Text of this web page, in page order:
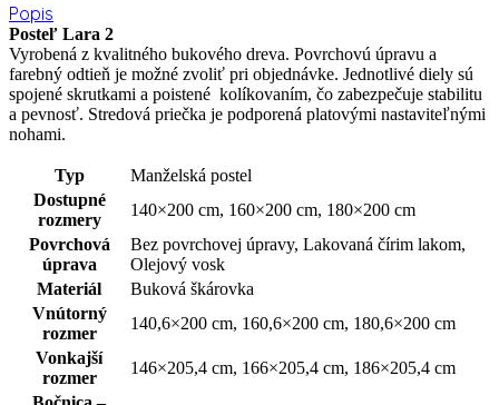
Popis
Posteľ Lara 2
Vyrobená z kvalitného bukového dreva. Povrchovú úpravu a
farebný odtieň je možné zvoliť pri objednávke. Jednotlivé diely sú
spojené skrutkami a poistené kolíkovaním, čo zabezpečuje stabilitu
a pevnosť. Stredová priečka je podporená platovými nastaviteľnými
nohami.
Typ
Manželská postel
Dostupné
rozmery
140×200 cm, 160×200 cm, 180×200 cm
Povrchová
úprava
Bez povrchovej úpravy, Lakovaná čírim lakom,
Olejový vosk
Materiál
Buková škárovka
Vnútorný
rozmer
140,6×200 cm, 160,6×200 cm, 180,6×200 cm
Vonkajší
rozmer
146×205,4 cm, 166×205,4 cm, 186×205,4 cm